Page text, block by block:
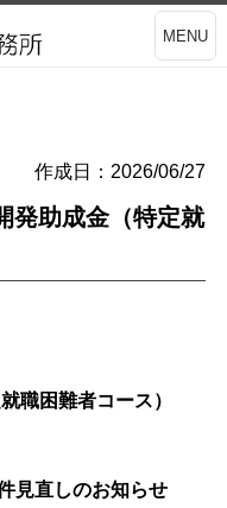
MENU
作成日：2026/06/27
発助成金（特定就
職困難者コース）
見直しのお知らせ